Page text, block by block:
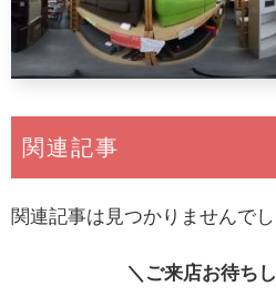
関連記事
関連記事は見つかりませんでし
＼ご来店お待ち